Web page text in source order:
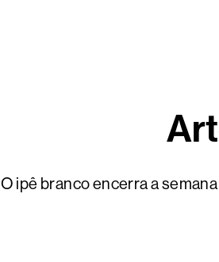
O ipê branco encerra a